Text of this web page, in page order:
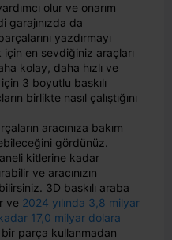
olur ve onarım
garajınızda da
yazdırmayı
en sevdiğiniz araçları
kolay, daha hızlı ve
3 boyutlu baskılı
birlikte nasıl çalıştığını
aracınıza bakım
gördünüz.
kitlerine kadar
ve aracınızın
3D baskılı araba
ve 2024 yılında 3,8 milyar
17,0 milyar dolara
bir parça kullanmadan